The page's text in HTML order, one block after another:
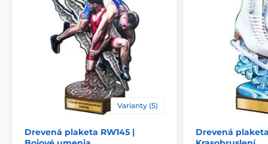
Varianty (5)
Drevená plaketa RW145 |
Drevená